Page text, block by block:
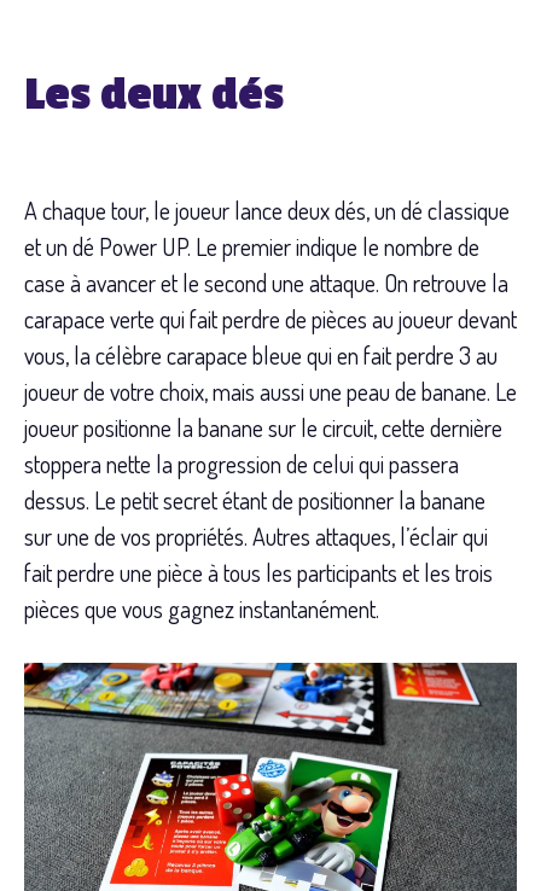
Les deux dés
A chaque tour, le joueur lance deux dés, un dé classique
et un dé Power UP. Le premier indique le nombre de
case à avancer et le second une attaque. On retrouve la
carapace verte qui fait perdre de pièces au joueur devant
vous, la célèbre carapace bleue qui en fait perdre 3 au
joueur de votre choix, mais aussi une peau de banane. Le
joueur positionne la banane sur le circuit, cette dernière
stoppera nette la progression de celui qui passera
dessus. Le petit secret étant de positionner la banane
sur une de vos propriétés. Autres attaques, l’éclair qui
fait perdre une pièce à tous les participants et les trois
pièces que vous gagnez instantanément.